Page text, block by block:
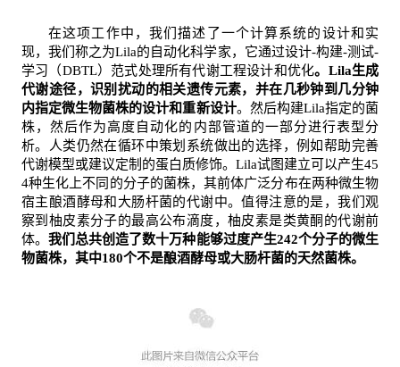
在这项工作中，我们描述了一个计算系统的设计和实
现，我们称之为Lila的自动化科学家，它通过设计-构建-测试-
学习（DBTL）范式处理所有代谢工程设计和优化。Lila生成
代谢途径，识别扰动的相关遗传元素，并在几秒钟到几分钟
内指定微生物菌株的设计和重新设计。然后构建Lila指定的菌
株，然后作为高度自动化的内部管道的一部分进行表型分
析。人类仍然在循环中策划系统做出的选择，例如帮助完善
代谢模型或建议定制的蛋白质修饰。Lila试图建立可以产生45
4种生化上不同的分子的菌株，其前体广泛分布在两种微生物
宿主酿酒酵母和大肠杆菌的代谢中。值得注意的是，我们观
察到柚皮素分子的最高公布滴度，柚皮素是类黄酮的代谢前
体。我们总共创造了数十万种能够过度产生242个分子的微生
物菌株，其中180个不是酿酒酵母或大肠杆菌的天然菌株。